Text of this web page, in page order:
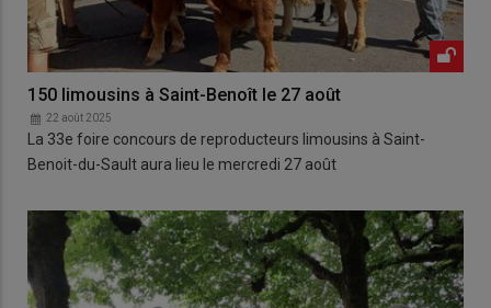
150 limousins à Saint-Benoît le 27 août
22 août 2025
La 33e foire concours de reproducteurs limousins à Saint-
Benoit-du-Sault aura lieu le mercredi 27 août